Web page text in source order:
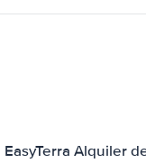
EasyTerra Alquiler